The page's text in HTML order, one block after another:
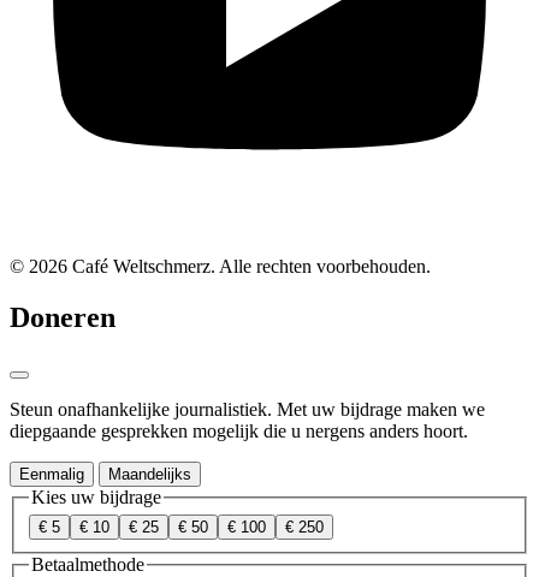
© 2026 Café Weltschmerz. Alle rechten voorbehouden.
Doneren
Steun onafhankelijke journalistiek. Met uw bijdrage maken we
diepgaande gesprekken mogelijk die u nergens anders hoort.
Eenmalig Maandelijks
Kies uw bijdrage
€ 5 € 10 € 25 € 50 € 100 € 250
Betaalmethode